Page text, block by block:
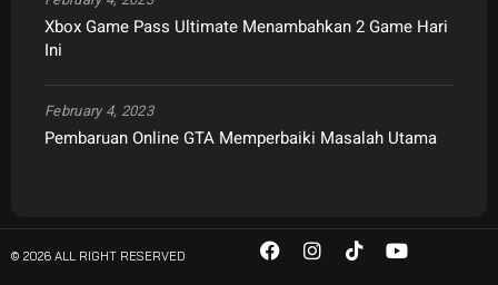
Xbox Game Pass Ultimate Menambahkan 2 Game Hari
Ini
Pembaruan Online GTA Memperbaiki Masalah Utama
February 4, 2023
© 2026 ALL RIGHT RESERVED